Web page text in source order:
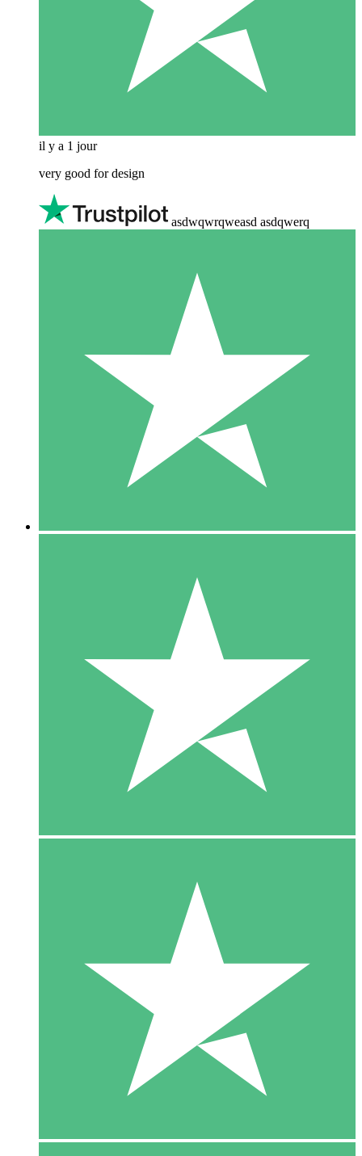
il y a 1 jour
very good for design
asdwqwrqweasd asdqwerq